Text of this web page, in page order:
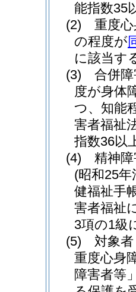
能指数35
(2)
重度
の程度が
に該当す
(3)
合併
度が身体
つ、知能
害者福祉
指数36以
(4)
精神
(昭和25
健福祉手
害者福祉
3項の1級
(5)
対象
重度心身
障害者等